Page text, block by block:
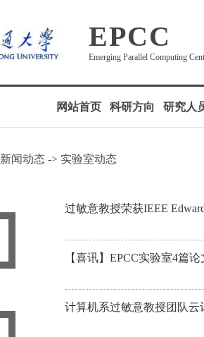
EPCC
Emerging Parallel Computing
网站首页 科研方向 研究人
新闻动态 -> 实验室动态
过敏意教授荣获IEEE
【喜讯】EPCC实验室4篇
计算机系过敏意教授团队